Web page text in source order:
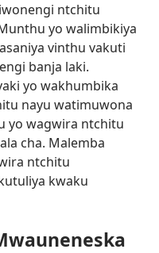
ntchitu
yo walimbikiya
vinthu vakuti
banja laki.
yo wakhumbika
nayu watimuwona
yo wagwira ntchitu
cha. Malemba
ntchitu
kwaku